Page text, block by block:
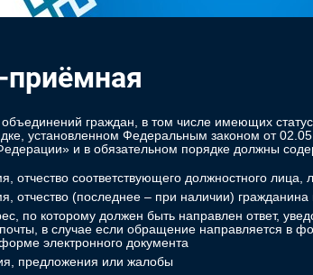
приёмная
граждан, в том числе имеющих
установленном Федеральным законом от
и в обязательном порядке должны
отчество соответствующего должностного лица,
отчество (последнее – при наличии)
по которому должен быть направлен ответ,
в случае если обращение направляется в
электронного документа
предложения или жалобы